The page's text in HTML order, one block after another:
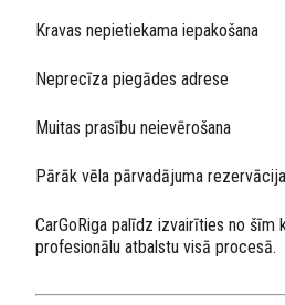
Kravas nepietiekama iepakošana
Neprecīza piegādes adrese
Muitas prasību neievērošana
Pārāk vēla pārvadājuma rezervācija
CarGoRiga palīdz izvairīties no šīm
profesionālu atbalstu visā procesā.